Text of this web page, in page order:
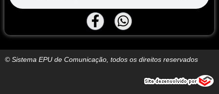
© Sistema EPU de Comunicação, todos os direitos reservados